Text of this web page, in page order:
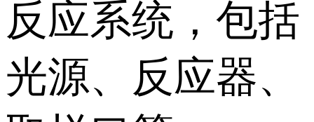
反应系统，包括
光源、反应器、